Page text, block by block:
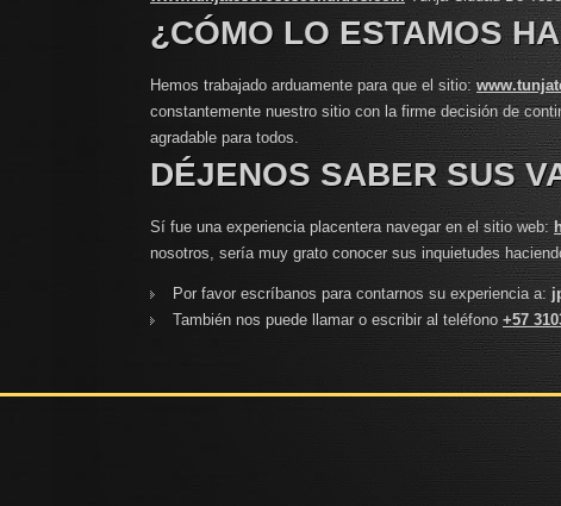
¿CÓMO LO ESTAMOS
Hemos trabajado arduamente para que el sitio:
constantemente nuestro sitio con la firme decisión de
agradable para todos.
DÉJENOS SABER SUS
Sí fue una experiencia placentera navegar en el sitio web:
nosotros, sería muy grato conocer sus inquietudes
Por favor escríbanos para contarnos su experiencia a:
También nos puede llamar o escribir al teléfono +57